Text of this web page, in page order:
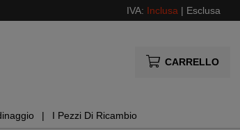
IVA: Inclusa | Esclusa
CARRELLO
I Pezzi Di Ricambio